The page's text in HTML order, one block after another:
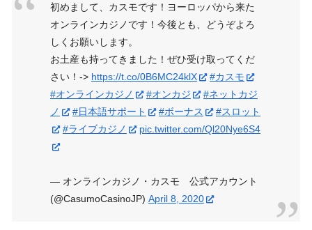
初めまして、カスモです！ヨーロッパから来た
オンラインカジノです！今後とも、どうぞよろ
しくお願いします。
お土産も持ってきました！ぜひ受け取ってくだ
さい！-> https://t.co/0B6MC24klX
#カスモ
#オンラインカジノ
#オンカジ
#ネットカジ
ノ
#日本語サポート #ボーナス
#スロット
#ライブカジノ
pic.twitter.com/Ql20Nye6S4
— オンラインカジノ・カスモ 公式アカウント
(@CasumoCasinoJP) April 8, 2020